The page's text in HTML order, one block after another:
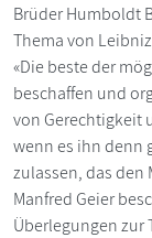
Brüder Humboldt
Thema von
«Die beste der
beschaffen und
von Gerechtigkeit
wenn es ihn denn
zulassen, das den
Manfred Geier
Überlegungen zur